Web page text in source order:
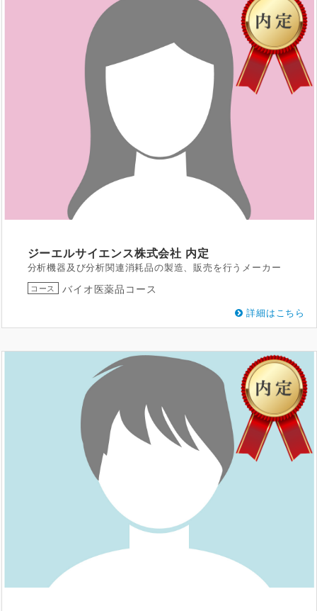
ジーエルサイエンス株式会社 内定
分析機器及び分析関連消耗品の製造、販売を行うメーカー
コース バイオ医薬品コース
詳細はこちら